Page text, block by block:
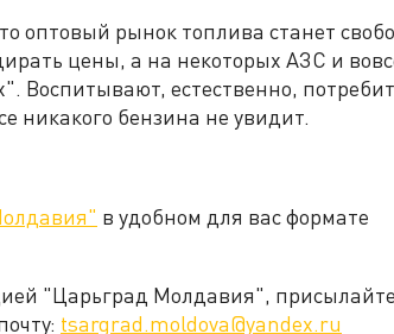
оптовый рынок топлива станет
цены, а на некоторых АЗС и
Воспитывают, естественно,
никакого бензина не увидит.
в удобном для вас формате
"Царьград Молдавия",
tsargrad.moldova@yandex.ru